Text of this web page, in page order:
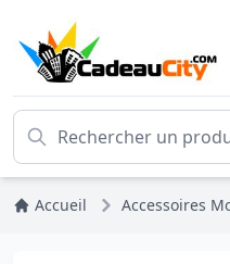
Accueil